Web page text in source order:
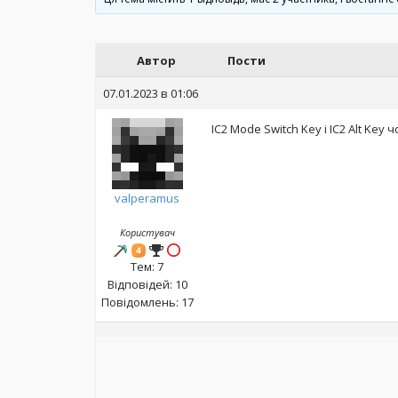
Автор Пости
07.01.2023 в 01:06
valperamus
Користувач
Тем: 7
Відповідей: 10
Повідомлень: 17
IC2 Mode Switch Key і IC2 Alt Key